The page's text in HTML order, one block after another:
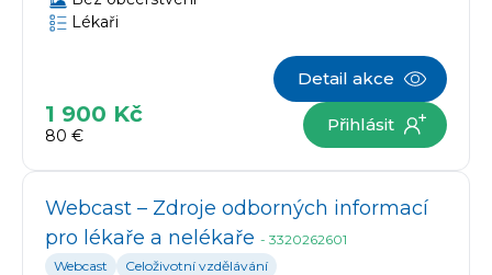
Lékaři
1 900 Kč
80 €
Detail akce
Přihlásit
Webcast – Zdroje odborných informací
pro lékaře a nelékaře - 3320262601
Webcast
Celoživotní vzdělávání